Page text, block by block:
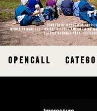
VINCITORE ASSOLUTO
MIRKO PAGANELLI - MADRI E FIGLI AMISH IN UN
GLACIER NATIONAL PARK, STATI
opencall